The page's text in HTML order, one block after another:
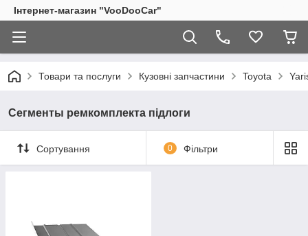
Інтернет-магазин "VooDooCar"
Товари та послуги Кузовні запчастини Toyota
Сегменты ремкомплекта підлоги
Сортування 0 Фільтри